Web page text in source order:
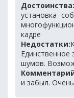
Достоинства:
установка-
кадре
Недостатки:
Единственное
шумов.
и забыл.